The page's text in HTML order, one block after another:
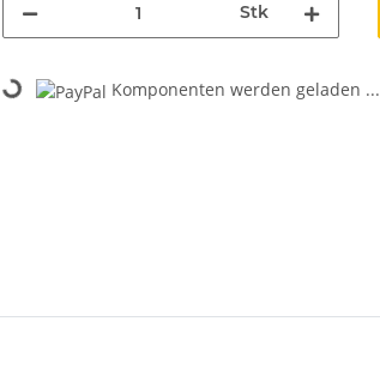
Stk
Loading... Komponenten werden geladen ...